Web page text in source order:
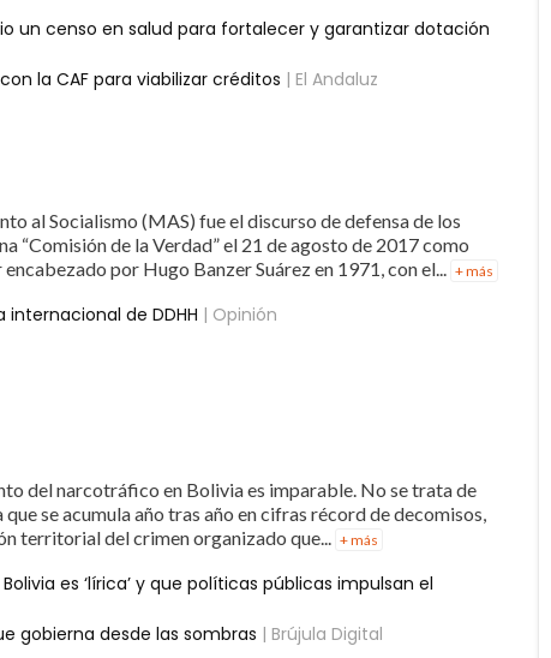
un censo en salud para fortalecer y garantizar dotación
la CAF para viabilizar créditos | El Andaluz
al Socialismo (MAS) fue el discurso de defensa de los
“Comisión de la Verdad” el 21 de agosto de 2017 como
por Hugo Banzer Suárez en 1971, con el... + más
de DDHH | Opinión
del narcotráfico en Bolivia es imparable. No se trata de
se acumula año tras año en cifras récord de decomisos,
territorial del crimen organizado que...
+ más
es ‘lírica’ y que políticas públicas impulsan el
gobierna desde las sombras | Brújula Digital